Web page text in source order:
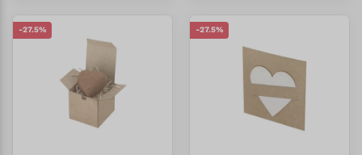
-27.5% -27.5%